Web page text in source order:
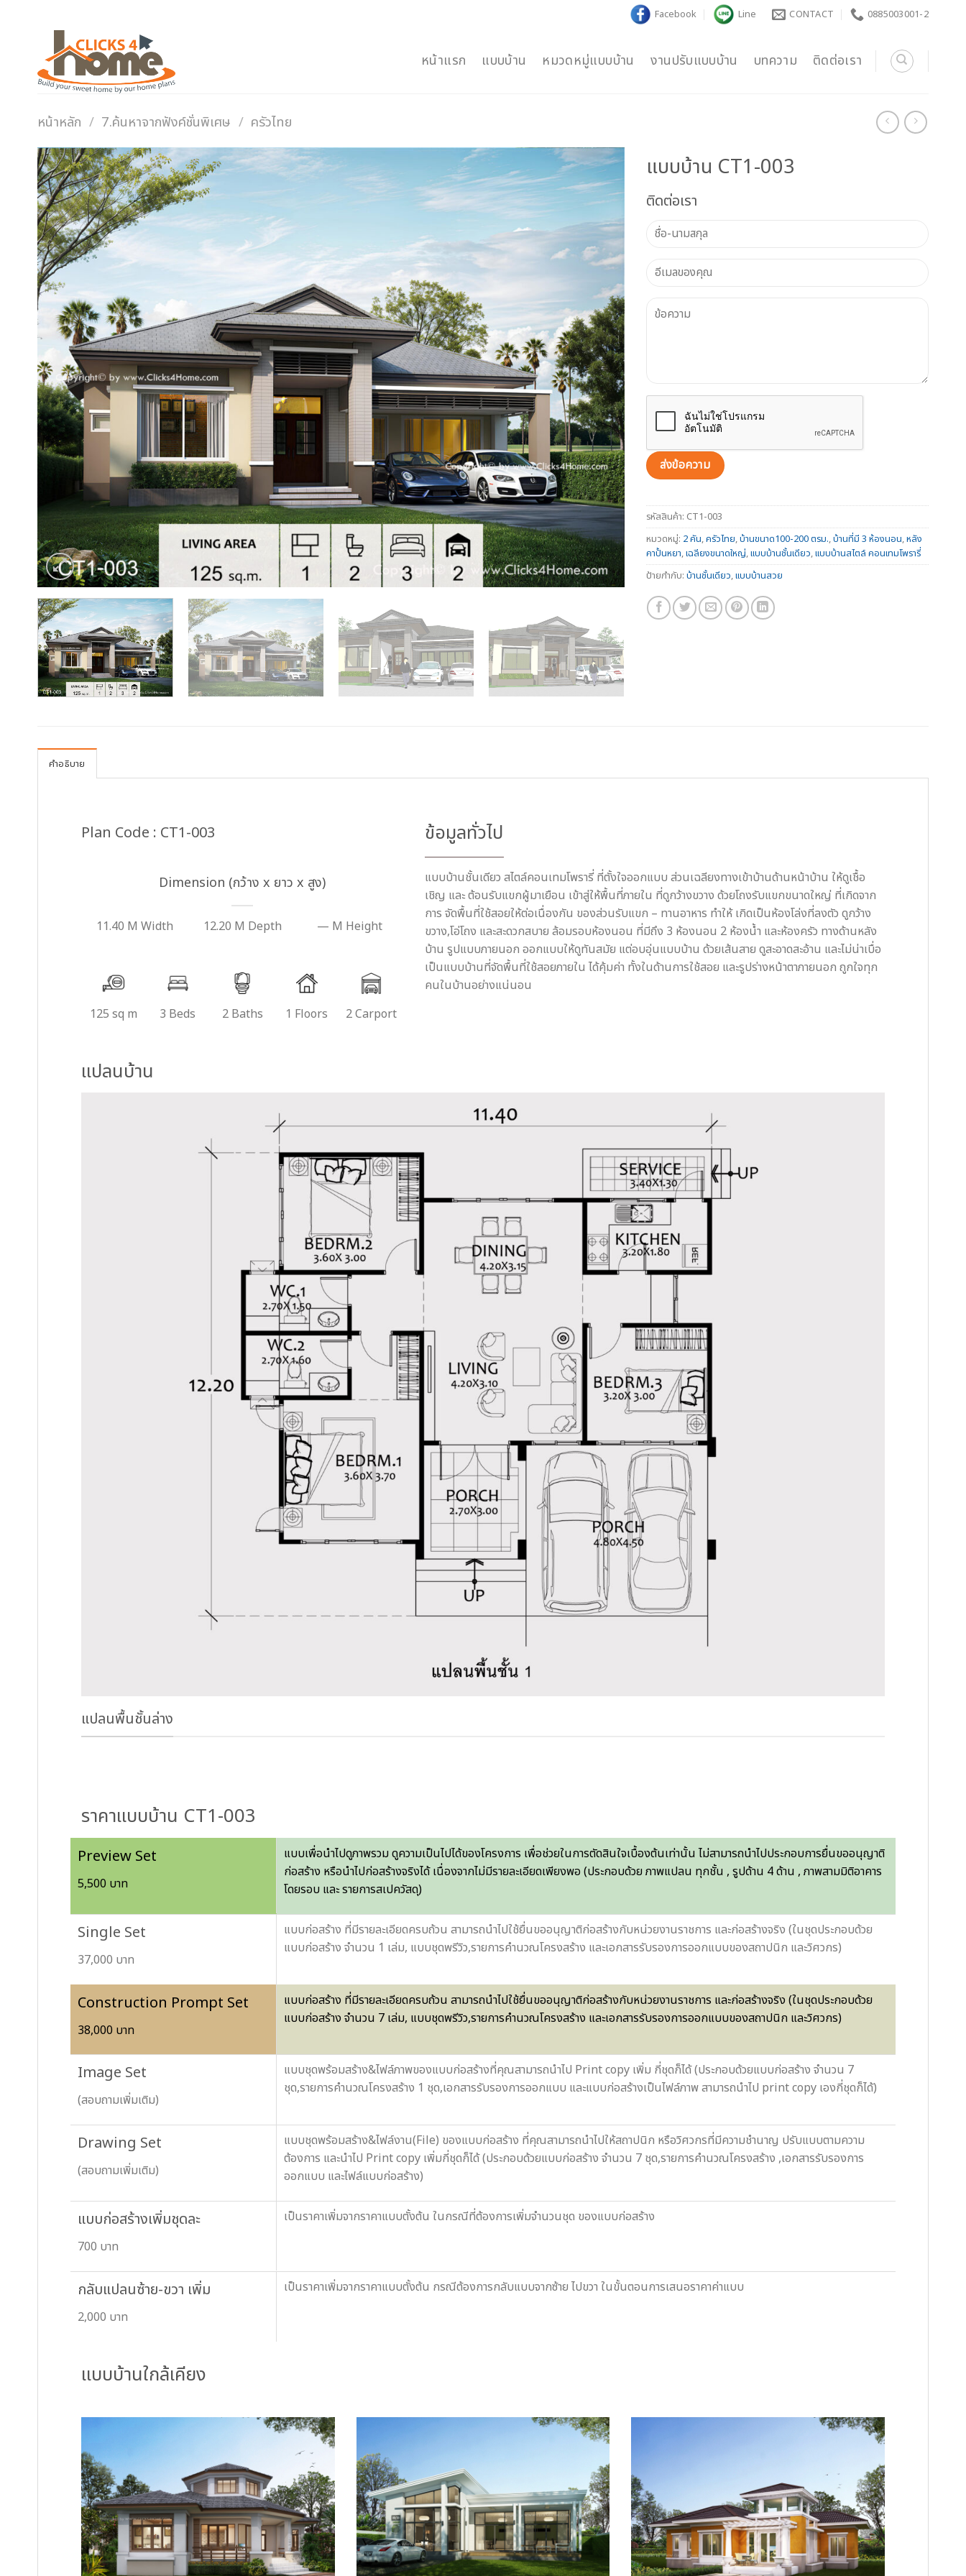
Facebook Line CONTACT 0885003001-2
หน้าแรก แบบบ้าน หมวดหมู่แบบบ้าน งานปรับแบบบ้าน บทความ ติดต่อเรา
หน้าหลัก / 7.ค้นหาจากฟังค์ชั่นพิเศษ / ครัวไทย
แบบบ้าน CT1-003
ติดต่อเรา
รหัสสินค้า: CT1-003
หมวดหมู่: 2 คัน,ครัวไทย,บ้านขนาด100-200 ตรม.,บ้านที่มี 3 ห้องนอน,หลัง
คาปั้นหยา,เฉลียงขนาดใหญ่,แบบบ้านชั้นเดียว,แบบบ้านสไตล์ คอนเทมโพรารี่
ป้ายกำกับ: บ้านชั้นเดียว,แบบบ้านสวย
คำอธิบาย
Plan Code : CT1-003
Dimension (กว้าง x ยาว x สูง)
11.40 M Width 12.20 M Depth — M Height
125 sq m 3 Beds 2 Baths 1 Floors 2 Carport
ข้อมูลทั่วไป
แบบบ้านชั้นเดียว สไตล์คอนเทมโพรารี่ ที่ตั้งใจออกแบบ ส่วนเฉลียงทางเข้าบ้านด้านหน้าบ้าน ให้ดูเชื้อ
เชิญ และ ต้อนรับแขกผู้มาเยือน เข้าสู่ให้พื้นที่ภายใน ที่ดูกว้างขวาง ด้วยโถงรับแขกขนาดใหญ่ ที่เกิดจาก
การ จัดพื้นที่ใช้สอยให้ต่อเนื่องกัน ของส่วนรับแขก – ทานอาหาร ทำให้ เกิดเป็นห้องโล่งที่ลงตัว ดูกว้าง
ขวาง,โอ่โถง และสะดวกสบาย ล้อมรอบห้องนอน ที่มีถึง 3 ห้องนอน 2 ห้องน้ำ และห้องครัว ทางด้านหลัง
บ้าน รูปแบบภายนอก ออกแบบให้ดูทันสมัย แต่อบอุ่นแบบบ้าน ด้วยเส้นสาย ดูสะอาดสะอ้าน และไม่น่าเบื่อ
เป็นแบบบ้านที่จัดพื้นที่ใช้สอยภายใน ได้คุ้มค่า ทั้งในด้านการใช้สอย และรูปร่างหน้าตาภายนอก ถูกใจทุก
คนในบ้านอย่างแน่นอน
แปลนบ้าน
แปลนพื้นชั้นล่าง
ราคาแบบบ้าน CT1-003
Preview Set
5,500 บาท
แบบเพื่อนำไปดูภาพรวม ดูความเป็นไปได้ของโครงการ เพื่อช่วยในการตัดสินใจเบื้องต้นเท่านั้น ไม่สามารถนำไปประกอบการยื่นขออนุญาติ
ก่อสร้าง หรือนำไปก่อสร้างจริงได้ เนื่องจากไม่มีรายละเอียดเพียงพอ (ประกอบด้วย ภาพแปลน ทุกชั้น , รูปด้าน 4 ด้าน , ภาพสามมิติอาคาร
โดยรอบ และ รายการสเปควัสดุ)
Single Set
37,000 บาท
แบบก่อสร้าง ที่มีรายละเอียดครบถ้วน สามารถนำไปใช้ยื่นขออนุญาติก่อสร้างกับหน่วยงานราชการ และก่อสร้างจริง (ในชุดประกอบด้วย
แบบก่อสร้าง จำนวน 1 เล่ม, แบบชุดพรีวิว,รายการคำนวณโครงสร้าง และเอกสารรับรองการออกแบบของสถาปนิก และวิศวกร)
Construction Prompt Set
38,000 บาท
แบบก่อสร้าง ที่มีรายละเอียดครบถ้วน สามารถนำไปใช้ยื่นขออนุญาติก่อสร้างกับหน่วยงานราชการ และก่อสร้างจริง (ในชุดประกอบด้วย
แบบก่อสร้าง จำนวน 7 เล่ม, แบบชุดพรีวิว,รายการคำนวณโครงสร้าง และเอกสารรับรองการออกแบบของสถาปนิก และวิศวกร)
Image Set
(สอบถามเพิ่มเติม)
แบบชุดพร้อมสร้าง&ไฟล์ภาพของแบบก่อสร้างที่คุณสามารถนำไป Print copy เพิ่ม กี่ชุดก็ได้ (ประกอบด้วยแบบก่อสร้าง จำนวน 7
ชุด,รายการคำนวณโครงสร้าง 1 ชุด,เอกสารรับรองการออกแบบ และแบบก่อสร้างเป็นไฟล์ภาพ สามารถนำไป print copy เองกี่ชุดก็ได้)
Drawing Set
(สอบถามเพิ่มเติม)
แบบชุดพร้อมสร้าง&ไฟล์งาน(File) ของแบบก่อสร้าง ที่คุณสามารถนำไปให้สถาปนิก หรือวิศวกรที่มีความชำนาญ ปรับแบบตามความ
ต้องการ และนำไป Print copy เพิ่มกี่ชุดก็ได้ (ประกอบด้วยแบบก่อสร้าง จำนวน 7 ชุด,รายการคำนวณโครงสร้าง ,เอกสารรับรองการ
ออกแบบ และไฟล์แบบก่อสร้าง)
แบบก่อสร้างเพิ่มชุดละ
700 บาท
เป็นราคาเพิ่มจากราคาแบบตั้งต้น ในกรณีที่ต้องการเพิ่มจำนวนชุด ของแบบก่อสร้าง
กลับแปลนซ้าย-ขวา เพิ่ม
2,000 บาท
เป็นราคาเพิ่มจากราคาแบบตั้งต้น กรณีต้องการกลับแบบจากซ้าย ไปขวา ในขั้นตอนการเสนอราคาค่าแบบ
แบบบ้านใกล้เคียง